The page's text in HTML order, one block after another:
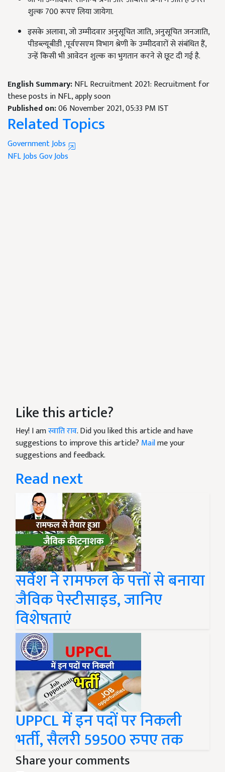
शुल्क 700 रूपए लिया जायेगा.
इसके अलावा, जो उम्मीदवार अनुसूचित जाति, अनुसूचित जनजाति,
पीडब्ल्यूबीडी ,पूर्वएसएम विभाग श्रेणी के उम्मीदवारों से संबंधित हैं,
उन्हें किसी भी आवेदन शुल्क का भुगतान करने से छूट दी गई है.
English Summary:NFL Recruitment 2021: Recruitment for
these posts in NFL, apply soon
Published on:06 November 2021, 05:33 PM IST
Related Topics
Government Jobs
NFL JobsGov Jobs
Like this article?
Hey! I amस्वाति राव. Did you liked this article and have
suggestions to improve this article? Mailme your
suggestions and feedback.
Read next
सर्वेश ने रामफल के पत्तों से बनाया
जैविक पेस्टीसाइड, जानिए
विशेषताएं
UPPCL में इन पदों पर निकली
भर्ती, सैलरी 59500 रुपए तक
Share your comments